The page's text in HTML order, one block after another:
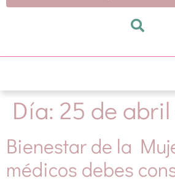
Día: 25 de
Bienestar de la
médicos debes